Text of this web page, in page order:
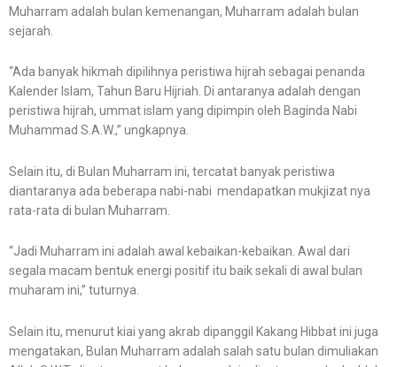
Muharram adalah bulan kemenangan, Muharram adalah bulan
sejarah.
“Ada banyak hikmah dipilihnya peristiwa hijrah sebagai penanda
Kalender Islam, Tahun Baru Hijriah. Di antaranya adalah dengan
peristiwa hijrah, ummat islam yang dipimpin oleh Baginda Nabi
Muhammad S.A.W.,” ungkapnya.
Selain itu, di Bulan Muharram ini, tercatat banyak peristiwa
diantaranya ada beberapa nabi-nabi mendapatkan mukjizat nya
rata-rata di bulan Muharram.
“Jadi Muharram ini adalah awal kebaikan-kebaikan. Awal dari
segala macam bentuk energi positif itu baik sekali di awal bulan
muharam ini,” tuturnya.
Selain itu, menurut kiai yang akrab dipanggil Kakang Hibbat ini juga
mengatakan, Bulan Muharram adalah salah satu bulan dimuliakan